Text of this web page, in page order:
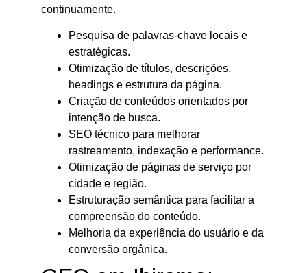
continuamente.
Pesquisa de palavras-chave locais e
estratégicas.
Otimização de títulos, descrições,
headings e estrutura da página.
Criação de conteúdos orientados por
intenção de busca.
SEO técnico para melhorar
rastreamento, indexação e performance.
Otimização de páginas de serviço por
cidade e região.
Estruturação semântica para facilitar a
compreensão do conteúdo.
Melhoria da experiência do usuário e da
conversão orgânica.